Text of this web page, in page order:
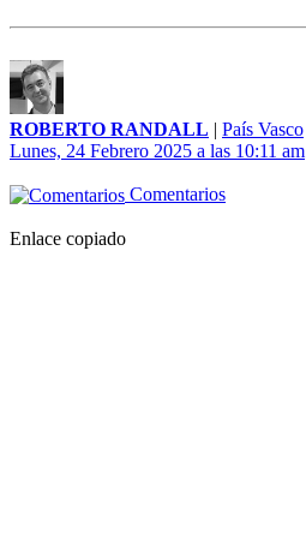
ROBERTO RANDALL | País Vasco
Lunes, 24 Febrero 2025 a las 10:11 am
Comentarios
Enlace copiado